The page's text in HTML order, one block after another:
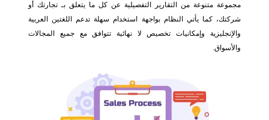
مجموعة متنوعة من التقارير التفصيلية عن كل ما يتعلق بـ تجارتك أو
شركتك، كما يأتي النظام بواجهة استخدام سهلة تدعم اللغتين العربية
والإنجليزية وإمكانيات تخصيص لا نهائية تتوافق مع جميع المجالات
والأسواق.